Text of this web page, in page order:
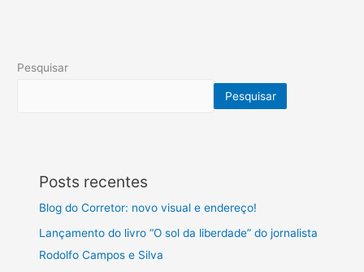
Pesquisar
Pesquisar
Posts recentes
Blog do Corretor: novo visual e endereço!
Lançamento do livro “O sol da liberdade” do jornalista
Rodolfo Campos e Silva